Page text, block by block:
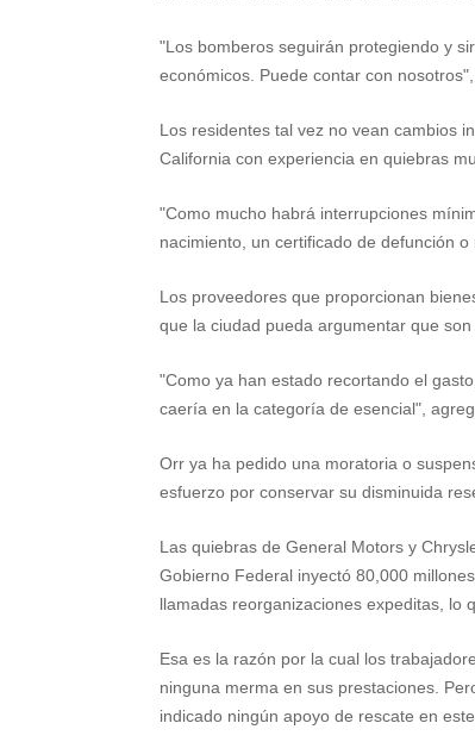
"Los bomberos seguirán protegiendo y
económicos. Puede contar con
Los residentes tal vez no vean cambios
California con experiencia en quiebras
"Como mucho habrá interrupciones
nacimiento, un certificado de defunción
Los proveedores que proporcionan
que la ciudad pueda argumentar que
"Como ya han estado recortando el
caería en la categoría de esencial",
Orr ya ha pedido una moratoria o
esfuerzo por conservar su disminuida
Las quiebras de General Motors y
Gobierno Federal inyectó 80,000
llamadas reorganizaciones expeditas, lo
Esa es la razón por la cual los
ninguna merma en sus prestaciones.
indicado ningún apoyo de rescate en este